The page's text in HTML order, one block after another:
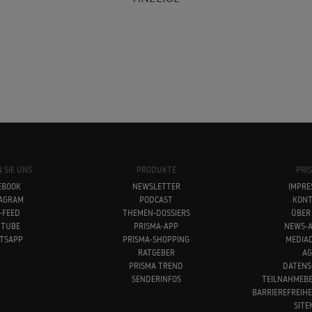
SIE UNS
FEED
PRODUKTE
NEWSLETTER
PODCAST
THEMEN-DOSSIERS
PRISMA-APP
PRISMA-SHOPPING
RATGEBER
PRISMA TREND
SENDERINFOS
NEWS-